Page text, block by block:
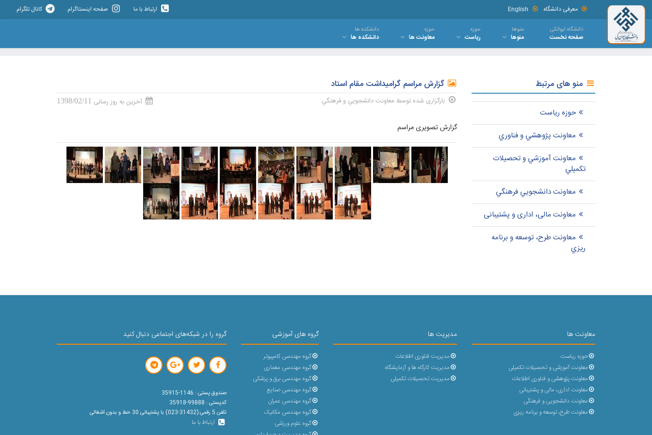
کانال تلگرام صفحه اینستاگرام ارتباط با ما معرفی دانشگاه English
دانشگاه ایوانکی
صفحه نخست
منوها
منوها
حوزه
ریاست
حوزه
معاونت ها
دانشکده ها
دانشکده ها
منو های مرتبط
حوزه ریاست
معاونت پژوهشي و فناوري
معاونت آموزشي و تحصيلات
تکميلي
معاونت دانشجويي فرهنگي
معاونت مالی، اداری و پشتیبانی
معاونت طرح، توسعه و برنامه
ريزي
گزارش مراسم گراميداشت مقام استاد
بارگزاری شده توسط معاونت دانشجويي و فرهنگي آخرین به روز رسانی 1398/02/11
گزارش تصویری مراسم
معاونت ها
حوزه ریاست
معاونت آموزشی و تحصیلات تکمیلی
معاونت پژوهشی و فناوری اطلاعات
معاونت اداری، مالی و پشتیبانی
معاونت دانشجویی و فرهنگی
معاونت طرح، توسعه و برنامه ریزی
مدیریت ها
مدیریت فناوری اطلاعات
مدیریت کارگاه ها و آزمایشگاه
مدیریت تحصیلات تکمیلی
گروه های آموزشی
گروه مهندسی کامپیوتر
گروه مهندسی معماری
گروه مهندسی برق و پزشکی
گروه مهندسی صنایع
گروه مهندسی عمران
گروه مهندسی مکانیک
گروه علوم ورزشی
گروه را در شبکه‌های اجتماعی دنبال کنید
صندوق پستی : 1146-35915
کدپستی : 99888-35918
تلفن 5 رقمی (31432-023) با پشتیبانی 30 خط و بدون اشغالی
ارتباط با ما